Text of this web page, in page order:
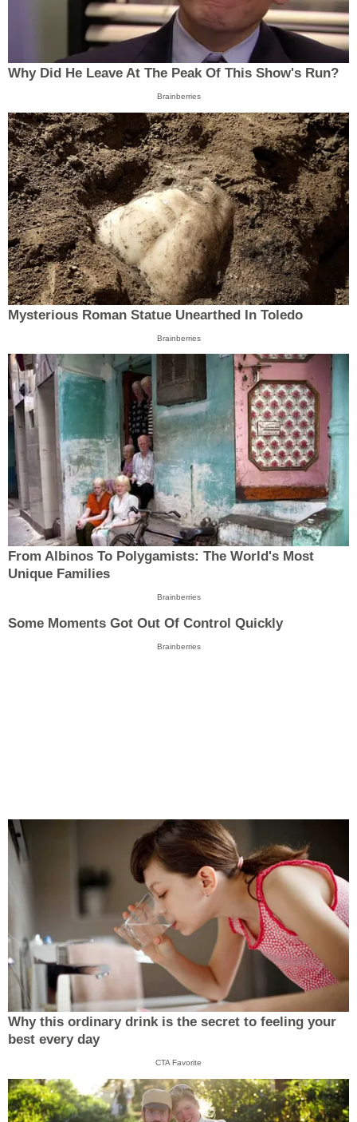
Why Did He Leave At The Peak Of This Show's Run?
Brainberries
Mysterious Roman Statue Unearthed In Toledo
Brainberries
From Albinos To Polygamists: The World's Most
Unique Families
Brainberries
Some Moments Got Out Of Control Quickly
Brainberries
Why this ordinary drink is the secret to feeling your
best every day
CTA Favorite